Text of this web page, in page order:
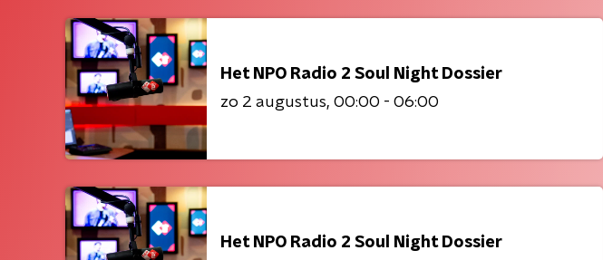
Het NPO Radio 2 Soul Night Dossier
zo 2 augustus 00:00 - 06:00
Het NPO Radio 2 Soul Night Dossier